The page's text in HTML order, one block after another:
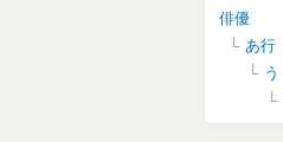
俳優
あ行
う